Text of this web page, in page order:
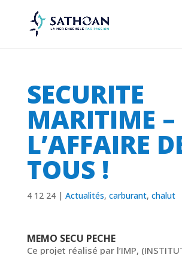
SECURITE
MARITIME –
L’AFFAIRE
TOUS !
4 12 24| Actualités, carburant, chalut
MEMO SECU PECHE
Ce projet réalisé par l’IMP,